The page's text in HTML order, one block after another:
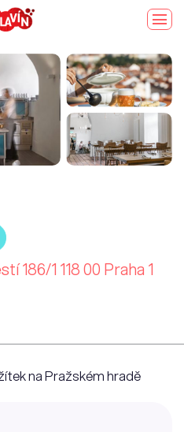
186/1 118 00 Praha 1
na Pražském hradě